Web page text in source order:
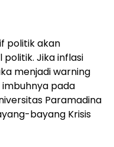
politik akan
Jika inflasi
menjadi warning
pada
Paramadina
bayang Krisis